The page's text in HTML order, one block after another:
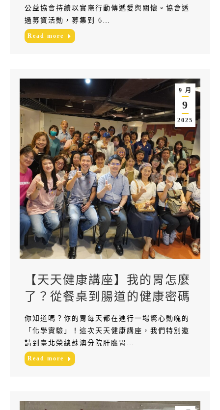
公益協會持續以實際行動傳遞愛與關懷。協會透
過募資活動，募集到 6…
Read more
9 月
9
2025
【天天健康講座】我的胃怎麼
了？從餐桌到腸道的健康密碼
你知道嗎？你的胃每天都在進行一場驚心動魄的
「化學實驗」！這次天天健康講座，我們特別邀
請到臺北榮總蘇澳分院肝膽胃…
Read more